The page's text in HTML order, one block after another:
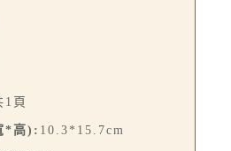
1頁
*高): 10.3*15.7cm